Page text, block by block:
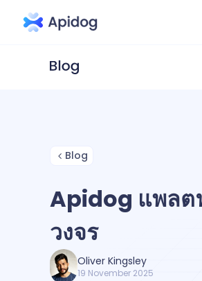
Blog
Apidog แพลต
วงจร
Oliver Kingsley
19 November 2025